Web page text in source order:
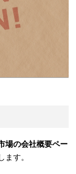
場の会社概要ペー
ます。